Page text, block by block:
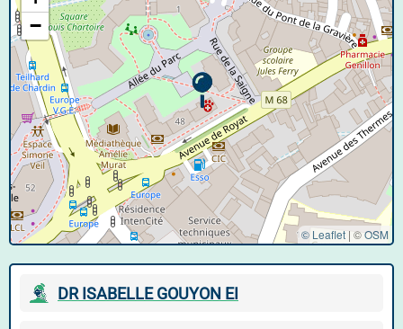
−
© Leaflet | ©OSM
DR ISABELLE GOUYON EI